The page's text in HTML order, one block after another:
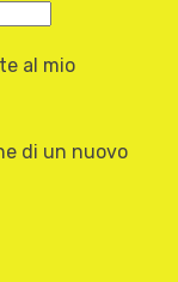
al mio
di un nuovo